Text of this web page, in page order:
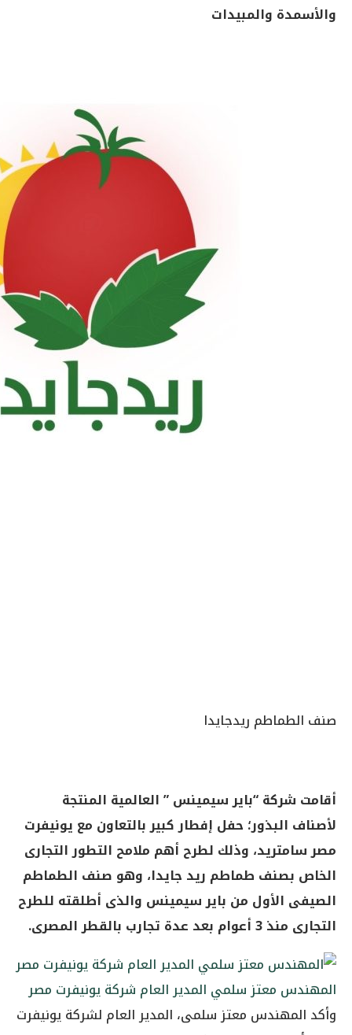
والأسمدة والمبيدات
صنف الطماطم ريدجايدا
أقامت شركة “باير سيمينس ” العالمية المنتجة
لأصناف البذور؛ حفل إفطار كبير بالتعاون مع يونيفرت
مصر سامتريد، وذلك لطرح أهم ملامح التطور التجارى
الخاص بصنف طماطم ريد جايدا، وهو صنف الطماطم
الصيفى الأول من باير سيمينس والذى أطلقته للطرح
التجارى منذ 3 أعوام بعد عدة تجارب بالقطر المصرى.
المهندس معتز سلمي المدير العام شركة يونيفرت مصر
وأكد المهندس معتز سلمى، المدير العام لشركة يونيفرت